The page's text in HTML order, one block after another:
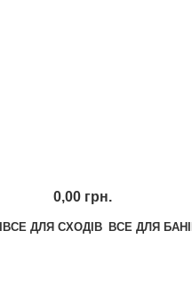
0,00 грн.
ВСЕ ДЛЯ СХОДІВ ВСЕ ДЛЯ БАНІ